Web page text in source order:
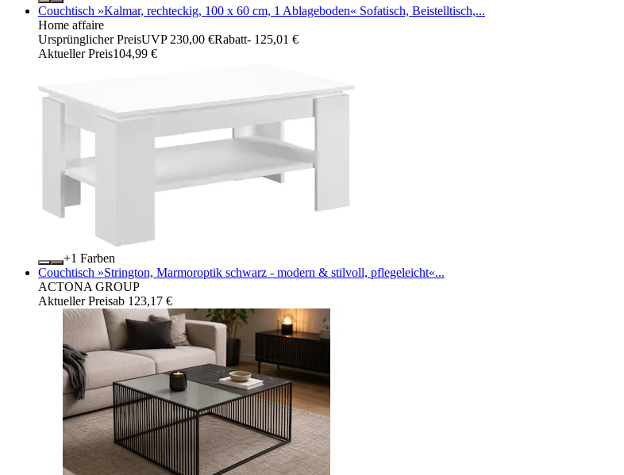
Couchtisch »Kalmar, rechteckig, 100 x 60 cm, 1 Ablageboden« Sofatisch, Beistelltisch,...
Home affaire
Ursprünglicher PreisUVP 230,00 €Rabatt- 125,01 €
Aktueller Preis104,99 €
+
Farben
Couchtisch »Strington, Marmoroptik schwarz - modern & stilvoll, pflegeleicht«...
ACTONA GROUP
Aktueller Preisab 123,17 €